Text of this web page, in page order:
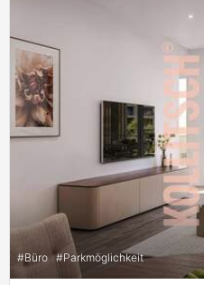
#Büro #Parkmöglichkeit